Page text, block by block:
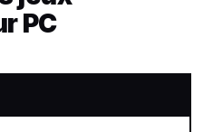
PC